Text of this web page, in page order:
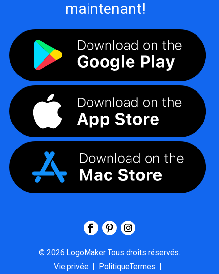
maintenant!
© 2026 LogoMaker Tous droits réservés.
Vie privée | PolitiqueTermes |